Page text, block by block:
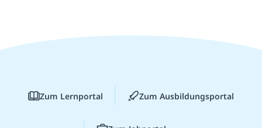
Zum Lernportal Zum Ausbildungsportal